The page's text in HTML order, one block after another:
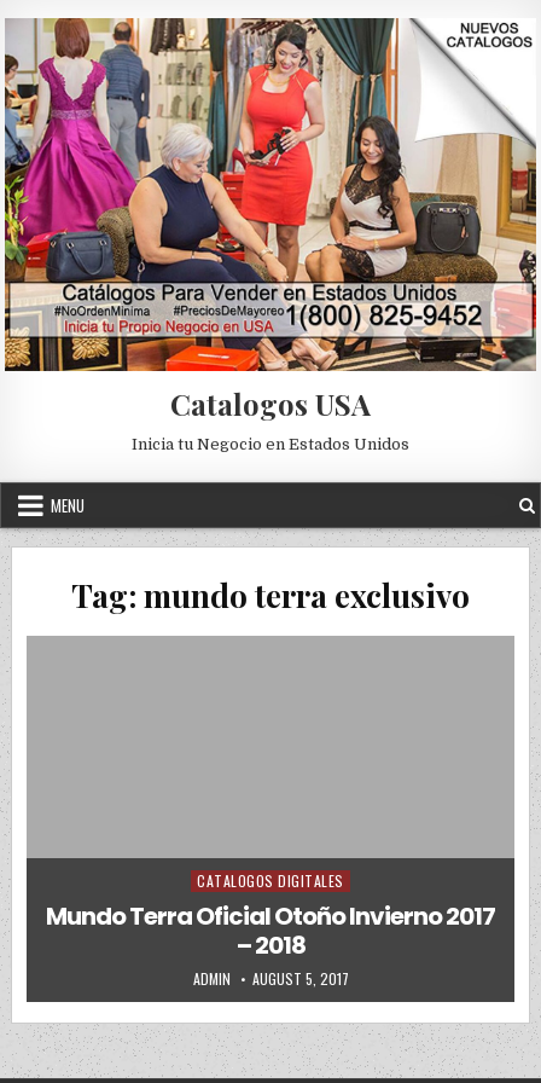
Catalogos USA
Inicia tu Negocio en Estados Unidos
MENU
Tag: mundo terra exclusivo
Posted in
CATALOGOS DIGITALES
Mundo Terra Oficial Otoño Invierno 2017
– 2018
AUTHOR:
ADMIN PUBLISHED DATE:
AUGUST 5, 2017